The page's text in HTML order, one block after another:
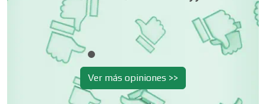
Cerrajerías
Cibercafés
Ver más opiniones >>